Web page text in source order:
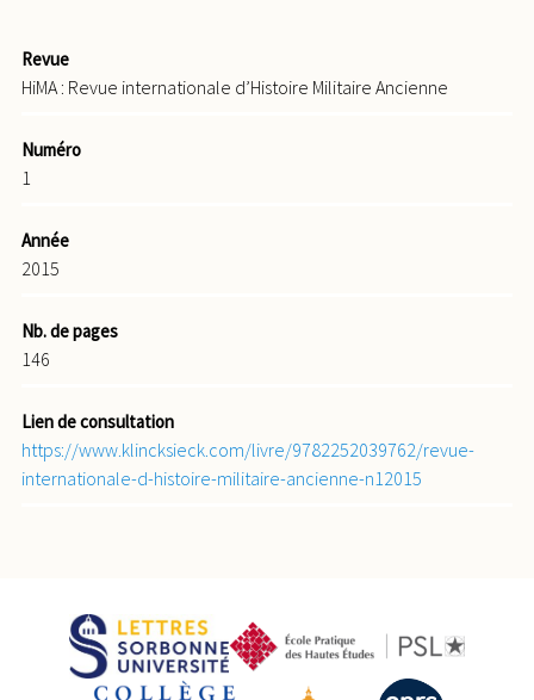
Revue
HiMA : Revue internationale d’Histoire Militaire Ancienne
Numéro
1
Année
2015
Nb. de pages
146
Lien de consultation
https://www.klincksieck.com/livre/9782252039762/revue-
internationale-d-histoire-militaire-ancienne-n12015